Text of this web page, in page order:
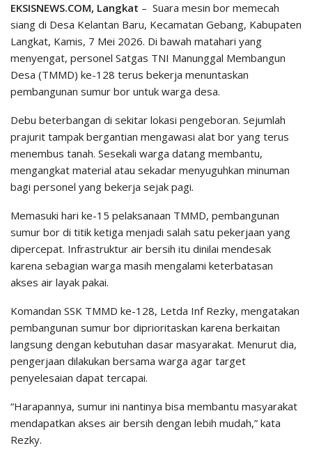
EKSISNEWS.COM, Langkat – Suara mesin bor memecah
siang di Desa Kelantan Baru, Kecamatan Gebang, Kabupaten
Langkat, Kamis, 7 Mei 2026. Di bawah matahari yang
menyengat, personel Satgas TNI Manunggal Membangun
Desa (TMMD) ke-128 terus bekerja menuntaskan
pembangunan sumur bor untuk warga desa.
Debu beterbangan di sekitar lokasi pengeboran. Sejumlah
prajurit tampak bergantian mengawasi alat bor yang terus
menembus tanah. Sesekali warga datang membantu,
mengangkat material atau sekadar menyuguhkan minuman
bagi personel yang bekerja sejak pagi.
Memasuki hari ke-15 pelaksanaan TMMD, pembangunan
sumur bor di titik ketiga menjadi salah satu pekerjaan yang
dipercepat. Infrastruktur air bersih itu dinilai mendesak
karena sebagian warga masih mengalami keterbatasan
akses air layak pakai.
Komandan SSK TMMD ke-128, Letda Inf Rezky, mengatakan
pembangunan sumur bor diprioritaskan karena berkaitan
langsung dengan kebutuhan dasar masyarakat. Menurut dia,
pengerjaan dilakukan bersama warga agar target
penyelesaian dapat tercapai.
“Harapannya, sumur ini nantinya bisa membantu masyarakat
mendapatkan akses air bersih dengan lebih mudah,” kata
Rezky.